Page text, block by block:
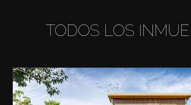
TODOS LOS